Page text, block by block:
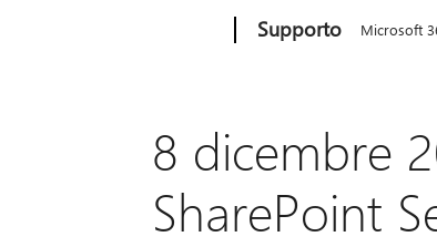
Supporto Microsoft
8 dicembre
SharePoint